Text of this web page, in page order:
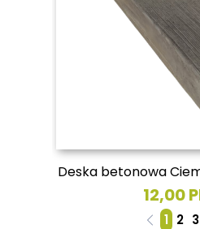
Deska betonowa
12,00
1 2 3